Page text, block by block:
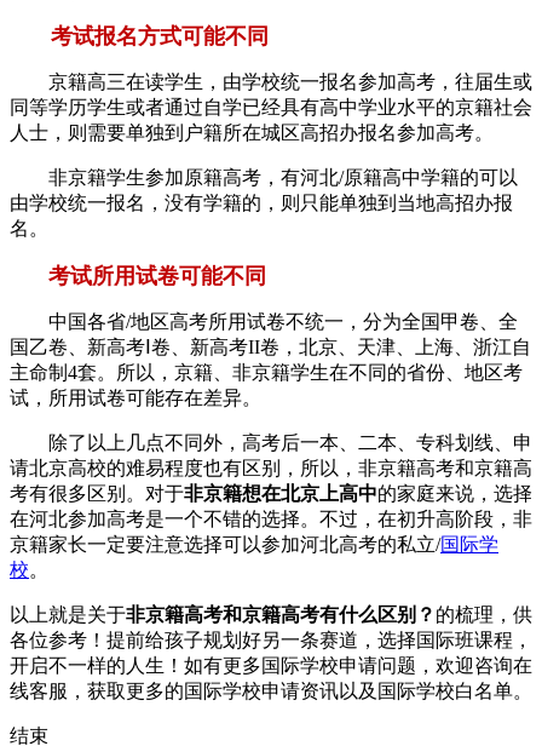
考试报名方式可能不同
京籍高三在读学生，由学校统一报名参加高考，往届生或
同等学历学生或者通过自学已经具有高中学业水平的京籍社会
人士，则需要单独到户籍所在城区高招办报名参加高考。
非京籍学生参加原籍高考，有河北/原籍高中学籍的可以
由学校统一报名，没有学籍的，则只能单独到当地高招办报
名。
考试所用试卷可能不同
中国各省/地区高考所用试卷不统一，分为全国甲卷、全
国乙卷、新高考Ⅰ卷、新高考II卷，北京、天津、上海、浙江自
主命制4套。所以，京籍、非京籍学生在不同的省份、地区考
试，所用试卷可能存在差异。
除了以上几点不同外，高考后一本、二本、专科划线、申
请北京高校的难易程度也有区别，所以，非京籍高考和京籍高
考有很多区别。对于非京籍想在北京上高中的家庭来说，选择
在河北参加高考是一个不错的选择。不过，在初升高阶段，非
京籍家长一定要注意选择可以参加河北高考的私立/国际学
校。
以上就是关于非京籍高考和京籍高考有什么区别？ 的梳理，供
各位参考！提前给孩子规划好另一条赛道，选择国际班课程，
开启不一样的人生！如有更多国际学校申请问题，欢迎咨询在
线客服 ，获取更多的国际学校申请资讯以及国际学校白名单。
结束